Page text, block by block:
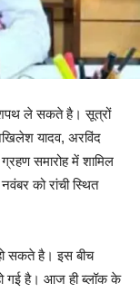
शपथ ले सकते है। सूत्रों
यादव, अरविंद
समारोह में शामिल
को रांची स्थित
सकते है। इस बीच
गई है। आज ही ब्लॉक के